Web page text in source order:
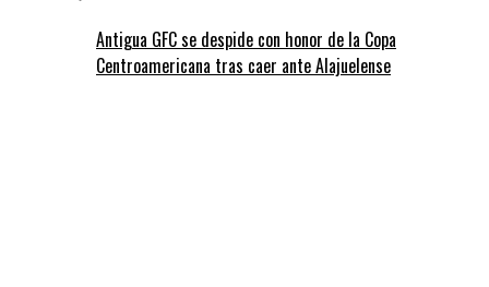
Antigua GFC se despide con honor de la Copa
Centroamericana tras caer ante Alajuelense